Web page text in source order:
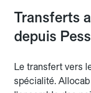
Transferts
depuis
Le transfert vers
spécialité.